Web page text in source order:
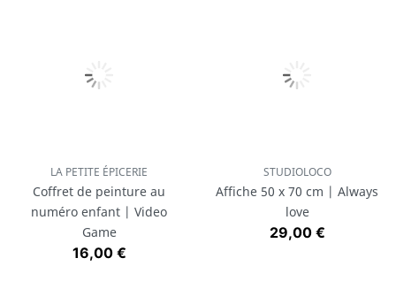
LA PETITE ÉPICERIE
Coffret de peinture au
numéro enfant | Video
Game
Prix
16,00 €
STUDIOLOCO
Affiche 50 x 70 cm | Always
love
Prix
29,00 €